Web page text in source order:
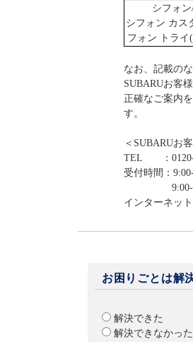
シフォ
シフォン カス
フォン トライ
なお、記載の
SUBARUお客
正確なご案内
す。
＜SUBARUお
TEL ：0120-
受付時間：
9:00-12:00
インターネッ
お困りごとは解
解決できた
解決できなかった